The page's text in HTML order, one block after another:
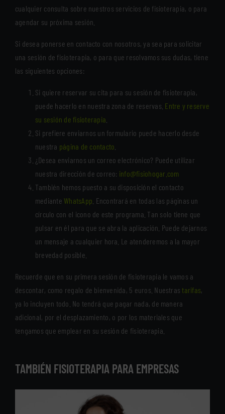
cualquier consulta sobre nuestros servicios de fisioterapia, o para
agendar su próxima sesión.
Si desea ponerse en contacto con nosotros, ya sea para solicitar
una sesión de fisioterapia, o para que resolvamos sus dudas, tiene
las siguientes opciones:
Si quiere reservar su cita para su sesión de fisioterapia,
puede hacerlo en nuestra zona de reservas. Entre y reserve
su sesión de fisioterapia
Si prefiere enviarnos un formulario puede hacerlo desde
nuestra página de contacto
¿Desea enviarnos un correo electrónico? Puede utilizar
nuestra dirección de correo: info@fisiohogar.com
También hemos puesto a su disposición el contacto
mediante WhatsApp . Encontrará en todas las páginas un
círculo con el icono de este programa. Tan solo tiene que
pulsar en él para que se abra la aplicación. Puede dejarnos
un mensaje a cualquier hora. Le atenderemos a la mayor
brevedad posible.
Recuerde que en su primera sesión de fisioterapia le vamos a
descontar, como regalo de bienvenida, 5 euros. Nuestrastarifas,
ya lo incluyen todo. No tendrá que pagar nada, de manera
adicional, por el desplazamiento, o por los materiales que
tengamos que emplear en su sesión de fisioterapia.
TAMBIÉN FISIOTERAPIA PARA EMPRESAS